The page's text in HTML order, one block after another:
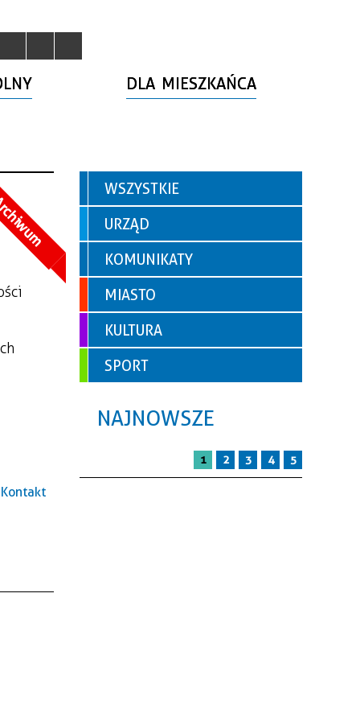
DLA MIESZKAŃCA
Kontakt
WSZYSTKIE
URZĄD
KOMUNIKATY
MIASTO
KULTURA
SPORT
NAJNOWSZE
1 2 3 4 5